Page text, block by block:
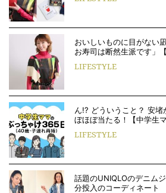
おいしいものに目がない
お寿司は断然生派です」
LIFESTYLE
ん!? どういうこと？ 安
ぼほぼ当たる！【中学生
LIFESTYLE
話題のUNIQLOのデニム
分投入のコーディネート